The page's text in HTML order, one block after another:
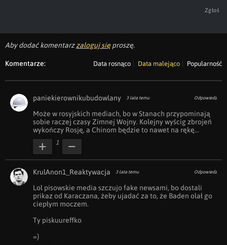
Zgłoś
Aby dodać komentarzzaloguj się proszę.
Komentarze: Data rosnąco Data malejąco Popularność
paniekierownikubudowlany 3 lata temu Odpowiedz
Może w rosyjskich mediach, bo w Stanach przypominają
sobie raczej czasy Zimnej Wojny. Kolejny wyścig zbrojeń
wykończy Rosję, a Chinom będzie to nawet na rękę...
1
KrulAnon1_Reaktywacja 3 lata temu Odpowiedz
Lol pisowskie media szczujo fake newsami, bo dostali
prikaz od Karaczana, żeby ujadać za to, że Baden olał go
ciepłym moczem.
Ty piskuureffko
=)